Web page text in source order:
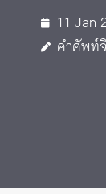
Intranet11 Jan
คำศัพท์